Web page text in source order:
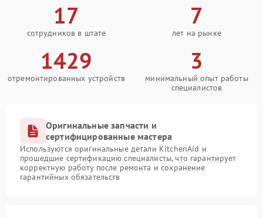
17
сотрудников в штате
7
лет на рынке
1429
отремонтированных устройств
3
минимальный опыт работы
специалистов
Оригинальные запчасти и
сертифицированные мастера
Используются оригинальные детали KitchenAid и
прошедшие сертификацию специалисты, что гарантирует
корректную работу после ремонта и сохранение
гарантийных обязательств